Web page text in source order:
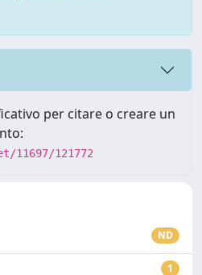
per citare o creare un
121772
ND
1